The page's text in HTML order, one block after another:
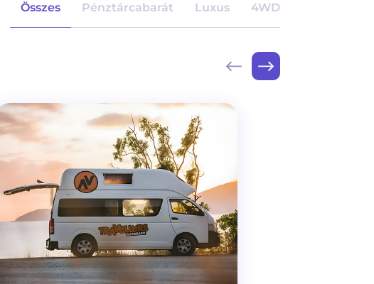
Összes Pénztárcabarát Luxus 4WD